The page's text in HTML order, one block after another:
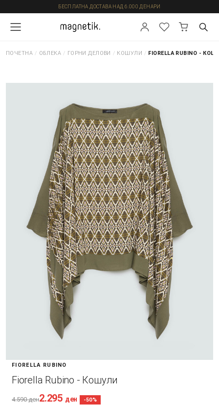
БЕСПЛАТНА ДОСТАВА НАД 6.000 ДЕНАРИ
ПОЧЕТНА / ОБЛЕКА / ГОРНИ ДЕЛОВИ / КОШУЛИ / FIORELLA RUBINO -
FIORELLA RUBINO
Fiorella Rubino - Кошули
4.590ден2.295 ден -50%